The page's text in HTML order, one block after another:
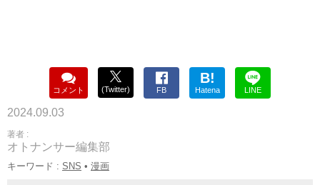
コメント (Twitter) FB
B!
Hatena LINE
2024.09.03
著者 :
オトナンサー編集部
キーワード : SNS • 漫画